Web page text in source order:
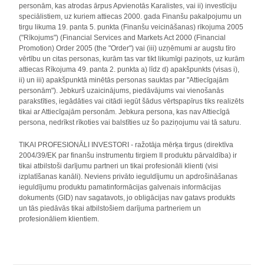
personām, kas atrodas ārpus Apvienotās Karalistes, vai ii) investīciju
speciālistiem, uz kuriem attiecas 2000. gada Finanšu pakalpojumu un
tirgu likuma 19. panta 5. punkta (Finanšu veicināšanas) rīkojuma 2005
("Rīkojums") (Financial Services and Markets Act 2000 (Financial
Promotion) Order 2005 (the "Order") vai (iii) uzņēmumi ar augstu tīro
vērtību un citas personas, kurām tas var tikt likumīgi paziņots, uz kurām
attiecas Rīkojuma 49. panta 2. punkta a) līdz d) apakšpunkts (visas i),
ii) un iii) apakšpunktā minētās personas sauktas par "Attiecīgajām
personām"). Jebkurš uzaicinājums, piedāvājums vai vienošanās
parakstīties, iegādāties vai citādi iegūt šādus vērtspapīrus tiks realizēts
tikai ar Attiecīgajām personām. Jebkura persona, kas nav Attiecīgā
persona, nedrīkst rīkoties vai balstīties uz šo paziņojumu vai tā saturu.
TIKAI PROFESIONĀLI INVESTORI - ražotāja mērķa tirgus (direktīva
2004/39/EK par finanšu instrumentu tirgiem II produktu pārvaldība) ir
tikai atbilstoši darījumu partneri un tikai profesionāli klienti (visi
izplatīšanas kanāli). Neviens privāto ieguldījumu un apdrošināšanas
ieguldījumu produktu pamatinformācijas galvenais informācijas
dokuments (GID) nav sagatavots, jo obligācijas nav gatavs produkts
un tās piedāvās tikai atbilstošiem darījuma partneriem un
profesionāliem klientiem.